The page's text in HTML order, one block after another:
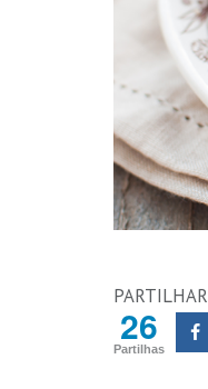
PARTILHAR
26
Partilhas